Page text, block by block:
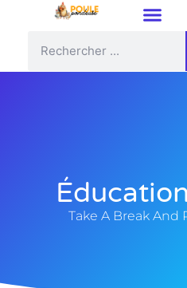
Take A Break And